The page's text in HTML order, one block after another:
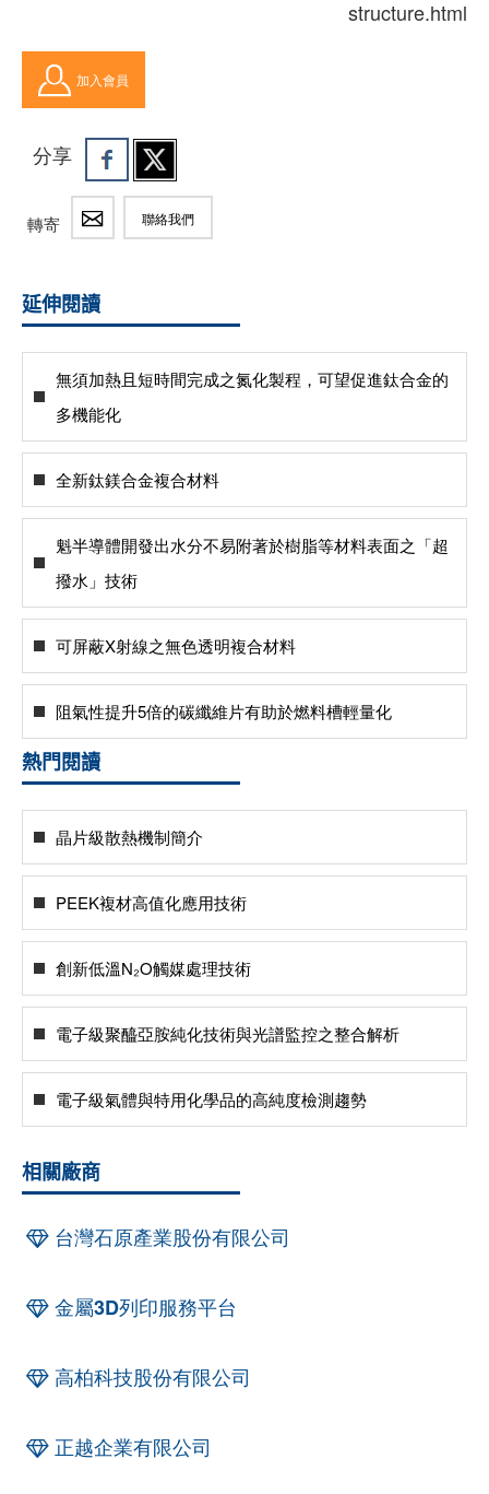
structure.html
加入會員
分享
轉寄 聯絡我們
延伸閱讀
無須加熱且短時間完成之氮化製程，可望促進鈦合金的
多機能化
全新鈦鎂合金複合材料
魁半導體開發出水分不易附著於樹脂等材料表面之「超
撥水」技術
可屏蔽X射線之無色透明複合材料
阻氣性提升5倍的碳纖維片有助於燃料槽輕量化
熱門閱讀
晶片級散熱機制簡介
PEEK複材高值化應用技術
創新低溫N₂O觸媒處理技術
電子級聚醯亞胺純化技術與光譜監控之整合解析
電子級氣體與特用化學品的高純度檢測趨勢
相關廠商
台灣石原產業股份有限公司
金屬3D列印服務平台
高柏科技股份有限公司
正越企業有限公司